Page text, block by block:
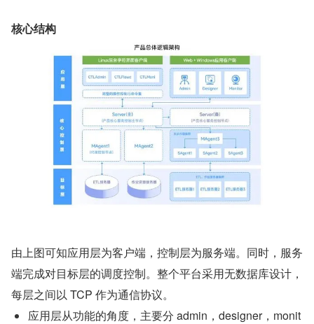
核心结构
由上图可知应用层为客户端，控制层为服务端。同时，服务
端完成对目标层的调度控制。整个平台采用无数据库设计，
每层之间以 TCP 作为通信协议。
应用层从功能的角度，主要分 admin，designer，monit